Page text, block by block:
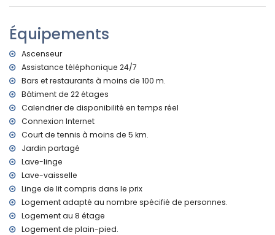
internet (fibre optique)
fer et planche à repasser
linge de lit et serviettes
service d'urgence 24 heures sur 24
Équipements et services avec supplément
lit pour enfant/berceau (sur demande)
Divertissements et activités de loisirs pour vos vacances à
Calpe, Costa Blanca
parc d'attractions (Terra Mítica), zoo (Terra Natura et
Mundomar) et parc aquatique (Aqua Natura et
Aqualandia) (à moins de 10 kilomètres de la maison)
Sports
tennis (à moins de 5 kilomètres de l'appartement)
golf (à moins de 10 kilomètres de l'appartement)
Équipements
Ascenseur
Assistance téléphonique 24/7
Bars et restaurants à moins de 100 m.
Bâtiment de 22 étages
Calendrier de disponibilité en temps réel
Connexion Internet
Court de tennis à moins de 5 km.
Jardin partagé
Lave-linge
Lave-vaisselle
Linge de lit compris dans le prix
Logement adapté au nombre spécifié de personnes.
Logement au 8 étage
Logement de plain-pied.